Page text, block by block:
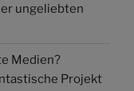
ungeliebten
Medien?
Projekt